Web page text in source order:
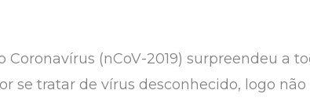
Coronavírus (nCoV-2019) surpreendeu a
se tratar de vírus desconhecido, logo